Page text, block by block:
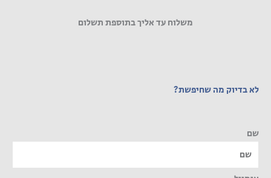
משלוח עד אליך בתוספת תשלום
לא בדיוק מה שחיפשת?
שם